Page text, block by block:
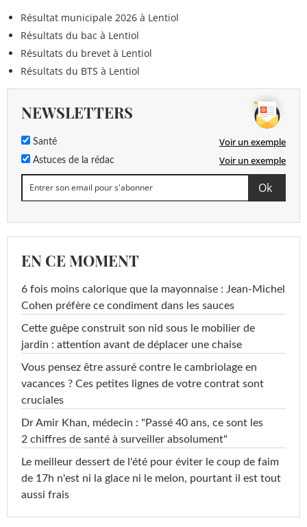
Résultat municipale 2026 à Lentiol
Résultats du bac à Lentiol
Résultats du brevet à Lentiol
Résultats du BTS à Lentiol
NEWSLETTERS
Santé Voir un exemple
Astuces de la rédac Voir un exemple
EN CE MOMENT
6 fois moins calorique que la mayonnaise : Jean-Michel
Cohen préfère ce condiment dans les sauces
Cette guêpe construit son nid sous le mobilier de
jardin : attention avant de déplacer une chaise
Vous pensez être assuré contre le cambriolage en
vacances ? Ces petites lignes de votre contrat sont
cruciales
Dr Amir Khan, médecin : "Passé 40 ans, ce sont les
2 chiffres de santé à surveiller absolument"
Le meilleur dessert de l'été pour éviter le coup de faim
de 17h n'est ni la glace ni le melon, pourtant il est tout
aussi frais